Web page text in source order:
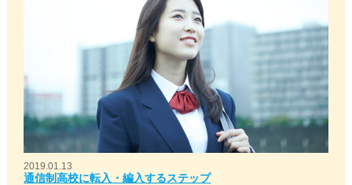
2019.01.13
通信制高校に転入・編入するステップ